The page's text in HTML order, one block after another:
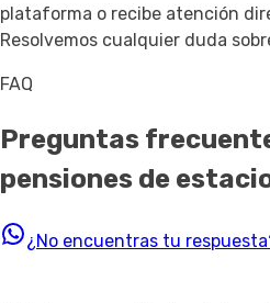
plataforma o recibe atención
Resolvemos cualquier duda
FAQ
Preguntas
pensiones de
¿No encuentras tu